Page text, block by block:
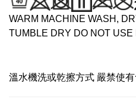
WARM MACHINE WASH,
TUMBLE DRY DO NOT USE
溫水機洗或乾擦方式 嚴禁使